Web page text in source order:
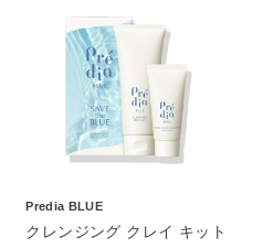
Predia BLUE
クレンジング クレイ キット